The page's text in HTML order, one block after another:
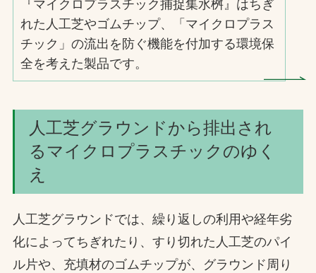
『マイクロプラスチック捕捉集水桝』はちぎ
れた人工芝やゴムチップ、「マイクロプラス
チック」の流出を防ぐ機能を付加する環境保
全を考えた製品です。
人工芝グラウンドから排出され
るマイクロプラスチックのゆく
え
人工芝グラウンドでは、繰り返しの利用や経年劣
化によってちぎれたり、すり切れた人工芝のパイ
ル片や、充填材のゴムチップが、グラウンド周り